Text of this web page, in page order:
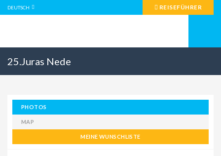
DEUTSCH REISEFÜHRER
25.Juras Nede
PHOTOS
MAP
MEINE WUNSCHLISTE